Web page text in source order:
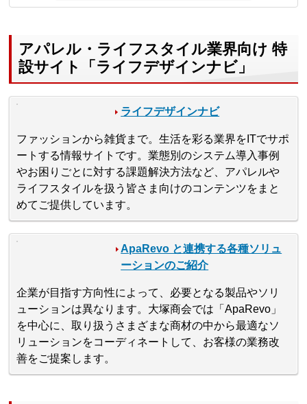
アパレル・ライフスタイル業界向け 特
設サイト「ライフデザインナビ」
ライフデザインナビ
ファッションから雑貨まで。生活を彩る業界をITでサポ
ートする情報サイトです。業態別のシステム導入事例
やお困りごとに対する課題解決方法など、アパレルや
ライフスタイルを扱う皆さま向けのコンテンツをまと
めてご提供しています。
ApaRevo と連携する各種ソリュ
ーションのご紹介
企業が目指す方向性によって、必要となる製品やソリ
ューションは異なります。大塚商会では「ApaRevo」
を中心に、取り扱うさまざまな商材の中から最適なソ
リューションをコーディネートして、お客様の業務改
善をご提案します。